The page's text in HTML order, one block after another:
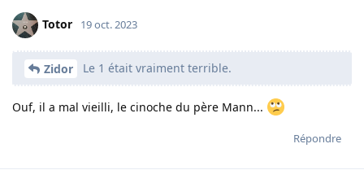
Totor 19 oct. 2023
Zidor Le 1 était vraiment terrible.
Ouf, il a mal vieilli, le cinoche du père Mann...
Répondre